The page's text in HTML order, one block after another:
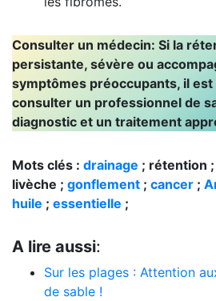
Consulter un médecin: Si la
persistante, sévère ou
symptômes préoccupants, il
consulter un professionnel de
diagnostic et un traitement
Mots clés : drainage ; rétention ;
livèche ; gonflement ; cancer ;
huile ; essentielle ;
A lire aussi:
Sur les plages : Attention
de sable !